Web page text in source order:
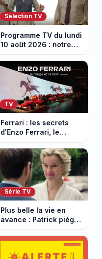
Sélection TV
Programme TV du lundi
10 août 2026 : notre
sélection pour votre
soirée télé
TV
Ferrari : les secrets
d'Enzo Ferrari, le
fondateur de la
marque mythique au
cheval cabré
Série TV
Plus belle la vie en
avance : Patrick piégé
par la DGSE. Episode
du 11 août 2026